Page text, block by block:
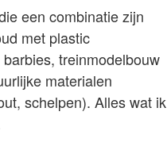
een combinatie zijn
met plastic
treinmodelbouw
materialen
schelpen). Alles wat ik